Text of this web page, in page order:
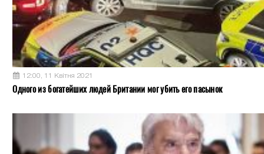
12:00, 11 Квітня 2021
Одного из богатейших людей Британии мог убить его пасынок